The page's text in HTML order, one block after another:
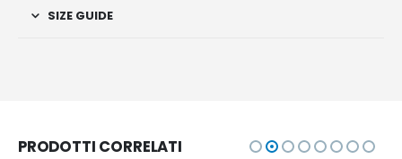
SIZE GUIDE
PRODOTTI CORRELATI